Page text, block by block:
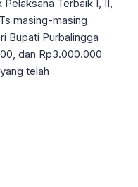
Terbaik I, II,
masing-masing
Bupati Purbalingga
dan Rp3.000.000
telah